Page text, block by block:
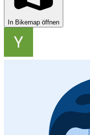
In Bikemap öffnen